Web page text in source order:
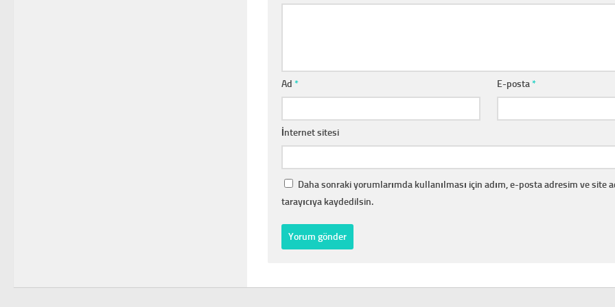
Ad * E-posta*
İnternet sitesi
Daha sonraki yorumlarımda kullanılması için adım, e-posta adresim ve site
tarayıcıya kaydedilsin.